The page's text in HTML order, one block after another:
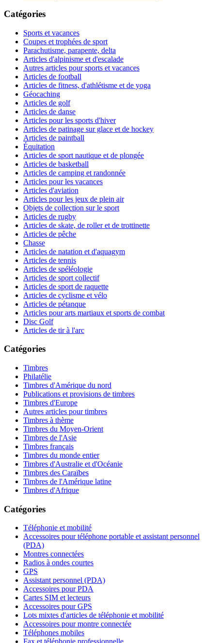
Catégories
Sports et vacances
Coupes et trophées de sport
Parachutisme, parapente, delta
Articles d'alpinisme et d'escalade
Autres articles pour sports et vacances
Articles de football
Articles de fitness, d'athlétisme et de yoga
Géocaching
Articles de golf
Articles de danse
Articles pour les sports d'hiver
Articles de patinage sur glace et de hockey
Articles de paintball
Équitation
Articles de sport nautique et de plongée
Articles de basketball
Articles de camping et randonnée
Articles pour les vacances
Articles d'aviation
Articles pour les jeux de plein air
Objets de collection sur le sport
Articles de rugby
Articles de skate, de roller et de trottinette
Articles de pêche
Chasse
Articles de natation et d'aquagym
Articles de tennis
Articles de spéléologie
Articles de sport collectif
Articles de sport de raquette
Articles de cyclisme et vélo
Articles de pétanque
Articles pour arts martiaux et sports de combat
Disc Golf
Articles de tir à l'arc
Catégories
Timbres
Philatélie
Timbres d'Amérique du nord
Publications et provisions de timbres
Timbres d'Europe
Autres articles pour timbres
Timbres à thème
Timbres du Moyen-Orient
Timbres de l'Asie
Timbres français
Timbres du monde entier
Timbres d'Australie et d'Océanie
Timbres des Caraïbes
Timbres de l'Amérique latine
Timbres d'Afrique
Catégories
Téléphonie et mobilité
Accessoires pour téléphone portable et assistant personnel
(PDA)
Montres connectées
Radios à ondes courtes
GPS
Assistant personnel (PDA)
Accessoires pour PDA
Cartes SIM et lecteurs
Accessoires pour GPS
Lots mixtes d'articles de téléphonie et mobilité
Accessoires pour montre connectée
Téléphones mobiles